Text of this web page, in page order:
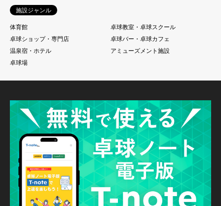
施設ジャンル
体育館
卓球教室・卓球スクール
卓球ショップ・専門店
卓球バー・卓球カフェ
温泉宿・ホテル
アミューズメント施設
卓球場